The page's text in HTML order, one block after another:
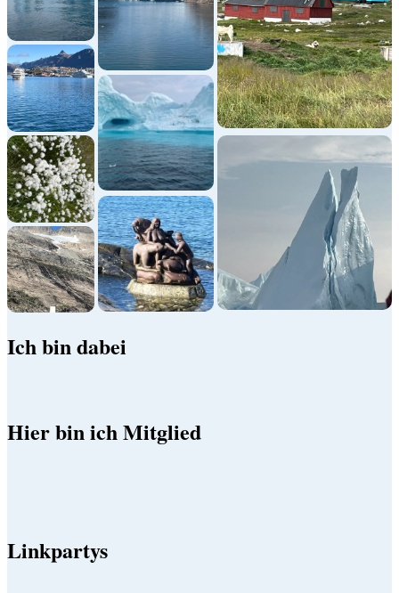
Ich bin dabei
Hier bin ich Mitglied
Linkpartys